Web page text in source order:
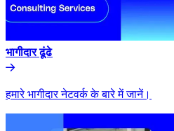
भागीदार ढूंढे​​
हमारे भागीदार नेटवर्क के बारे में जानें।​​